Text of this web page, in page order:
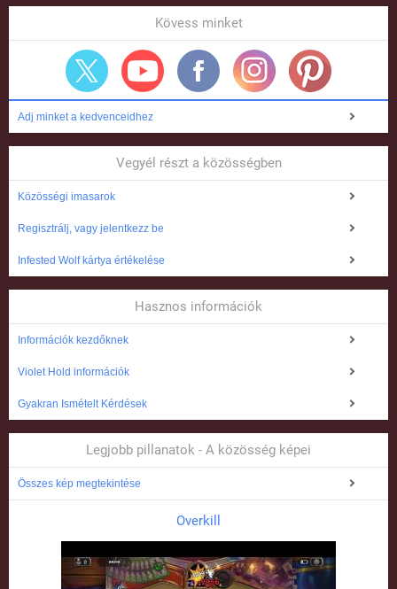
Kövess minket
Adj minket a kedvenceidhez
Vegyél részt a közösségben
Közösségi imasarok
Regisztrálj, vagy jelentkezz be
Infested Wolf kártya értékelése
Hasznos információk
Információk kezdőknek
Violet Hold információk
Gyakran Ismételt Kérdések
Legjobb pillanatok - A közösség képei
Összes kép megtekintése
Overkill